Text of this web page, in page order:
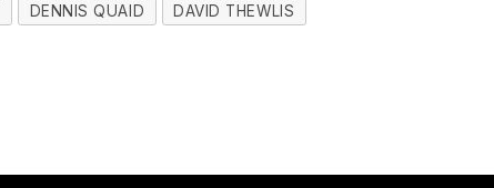
DENNIS QUAID DAVID THEWLIS